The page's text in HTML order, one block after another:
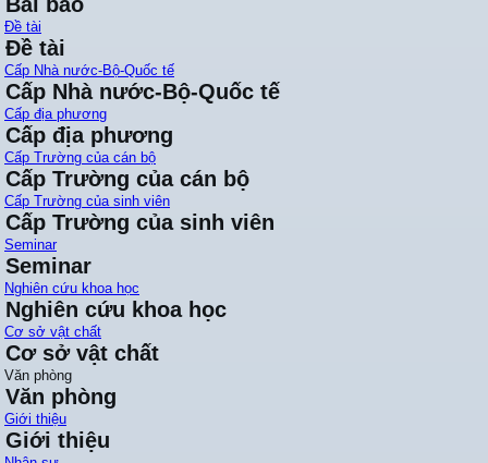
Đề tài
Đề tài
Cấp Nhà nước-Bộ-Quốc tế
Cấp Nhà nước-Bộ-Quốc tế
Cấp địa phương
Cấp địa phương
Cấp Trường của cán bộ
Cấp Trường của cán bộ
Cấp Trường của sinh viên
Cấp Trường của sinh viên
Seminar
Seminar
Nghiên cứu khoa học
Nghiên cứu khoa học
Cơ sở vật chất
Cơ sở vật chất
Văn phòng
Văn phòng
Giới thiệu
Giới thiệu